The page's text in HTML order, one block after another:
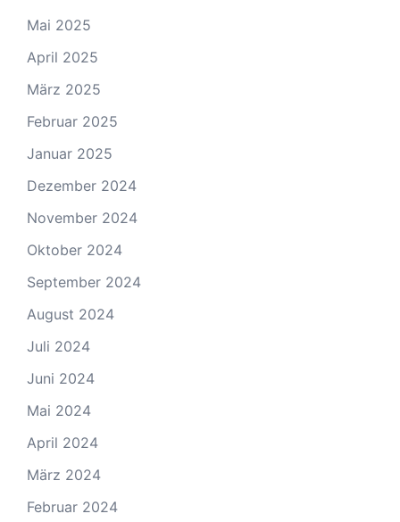
Mai 2025
April 2025
März 2025
Februar 2025
Januar 2025
Dezember 2024
November 2024
Oktober 2024
September 2024
August 2024
Juli 2024
Juni 2024
Mai 2024
April 2024
März 2024
Februar 2024